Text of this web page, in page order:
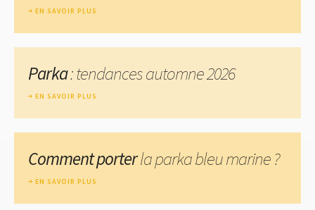
EN SAVOIR PLUS
Parka: tendances automne 2026
EN SAVOIR PLUS
Comment porterla parka bleu marine ?
EN SAVOIR PLUS